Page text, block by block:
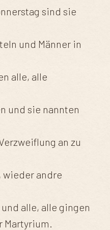
sind sie
und Männer in
alle, alle
und sie nannten
an zu
wieder andre
alle, alle gingen